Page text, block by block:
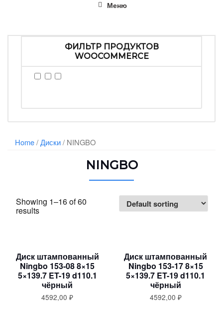
Меню
ФИЛЬТР ПРОДУКТОВ
WOOCOMMERCE
Home/Диски/ NINGBO
NINGBO
Showing 1–16 of 60
results
Диск штампованный
Ningbo 153-08 8×15
5×139.7 ET-19 d110.1
чёрный
4592,00₽
Диск штампованный
Ningbo 153-17 8×15
5×139.7 ET-19 d110.1
чёрный
4592,00 ₽